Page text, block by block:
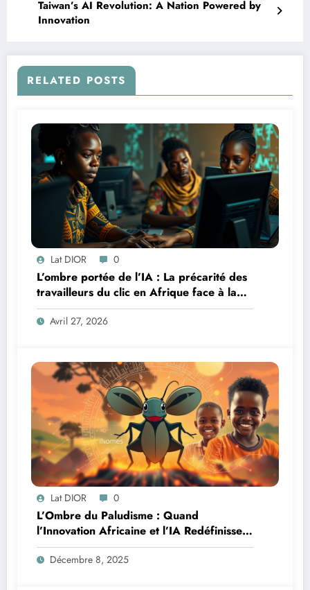
Taiwan’s AI Revolution: A Nation Powered by
Innovation
RELATED POSTS
Lat DIOR 0
L’ombre portée de l’IA : La précarité des
travailleurs du clic en Afrique face à la
révolution numérique
Avril 27, 2026
Lat DIOR 0
L’Ombre du Paludisme : Quand
l’Innovation Africaine et l’IA Redéfinissent
la Lutte
Décembre 8, 2025